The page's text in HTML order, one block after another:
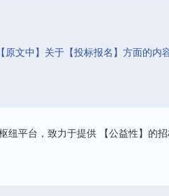
文中】关于【投标报名】方面的内
纽平台，致力于提供 【公益性】的